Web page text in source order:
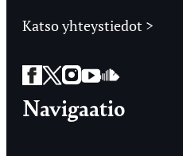
Katso yhteystiedot >
Facebook
Twitter
Instagram
YouTube
SoundCloud
Navigaatio